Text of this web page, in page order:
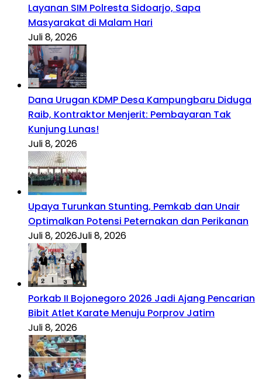
Layanan SIM Polresta Sidoarjo, Sapa
Masyarakat di Malam Hari
Juli 8, 2026
Dana Urugan KDMP Desa Kampungbaru Diduga
Raib, Kontraktor Menjerit: Pembayaran Tak
Kunjung Lunas!
Juli 8, 2026
Upaya Turunkan Stunting, Pemkab dan Unair
Optimalkan Potensi Peternakan dan Perikanan
Juli 8, 2026Juli 8, 2026
Porkab II Bojonegoro 2026 Jadi Ajang Pencarian
Bibit Atlet Karate Menuju Porprov Jatim
Juli 8, 2026